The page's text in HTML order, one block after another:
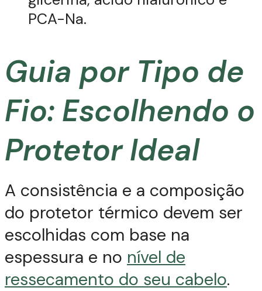
PCA-Na.
Guia por Tipo de
Fio: Escolhendo o
Protetor Ideal
A consistência e a composição
do protetor térmico devem ser
escolhidas com base na
espessura e no nível de
ressecamento do seu cabelo.